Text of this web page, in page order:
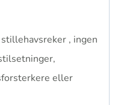
, ingen
eller